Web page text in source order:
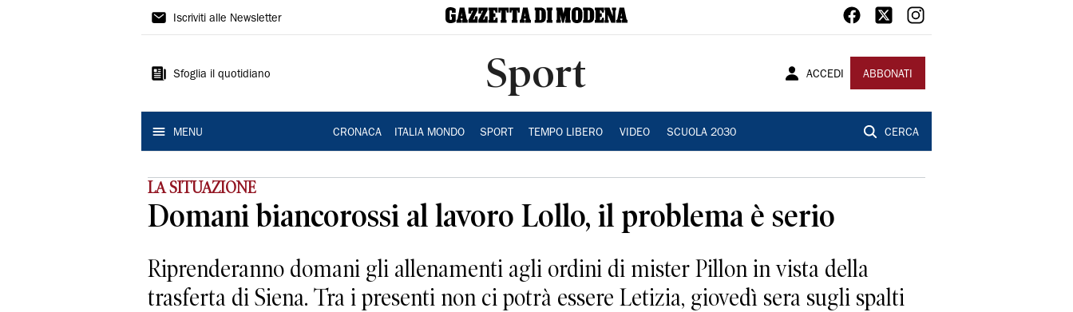
Gazzetta
Modena
Iscriviti alle Newsletter
Sfoglia il quotidiano Sport ACCEDI ABBONATI
MENU CRONACA ITALIA MONDO SPORT TEMPO LIBERO VIDEO SCUOLA 2030 CERCA
LA SITUAZIONE
Domani biancorossi al lavoro Lollo, il problema è serio
Riprenderanno domani gli allenamenti agli ordini di mister Pillon in vista della
trasferta di Siena. Tra i presenti non ci potrà essere Letizia, giovedì sera sugli spalti